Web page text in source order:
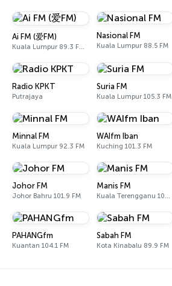
Ai FM (爱FM)
Kuala Lumpur 89.3 FM - 106.7 FM
Nasional FM
Kuala Lumpur 88.5 FM
Radio KPKT
Putrajaya
Suria FM
Kuala Lumpur 105.3 FM
Minnal FM
Kuala Lumpur 92.3 FM
WAIfm Iban
Kuching 101.3 FM
Johor FM
Johor Bahru 101.9 FM
Manis FM
Kuala Terengganu 102.0 FM
PAHANGfm
Kuantan 104.1 FM
Sabah FM
Kota Kinabalu 89.9 FM